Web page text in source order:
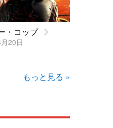
・コップ
20日
もっと見る »